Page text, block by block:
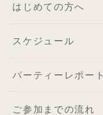
はじめての方へ
スケジュール
パーティーレポート
ご参加までの流れ